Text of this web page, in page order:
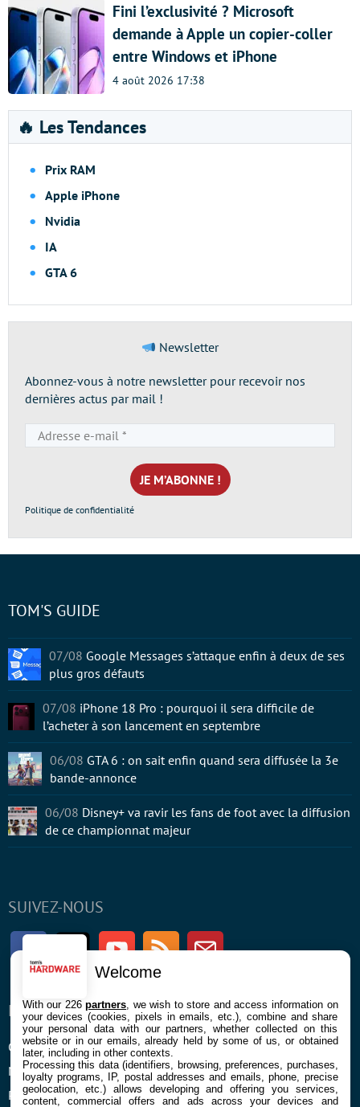
Fini l’exclusivité ? Microsoft
demande à Apple un copier-coller
entre Windows et iPhone
4 août 2026 17:38
🔥 Les Tendances
Prix RAM
Apple iPhone
Nvidia
IA
GTA 6
Newsletter
Abonnez-vous à notre newsletter pour recevoir nos
dernières actus par mail !
e-
mail
*
Politique de confidentialité
SUIVEZ-NOUS
FacebookTwitter Youtube RSS Newsletter
ENTREPRISE
Confidentialité et Cookies
Mentions légales et CGU
Préférences Cookies
À PROPOS
Contact
TOM'S GUIDE
07/08 Google Messages s’attaque enfin à deux de ses
plus gros défauts
07/08 iPhone 18 Pro : pourquoi il sera difficile de
l’acheter à son lancement en septembre
06/08 GTA 6 : on sait enfin quand sera diffusée la 3e
bande-annonce
06/08 Disney+ va ravir les fans de foot avec la diffusion
de ce championnat majeur
Welcome
With our 226partners , we wish to store and access information on
your devices (cookies, pixels in emails, etc.), combine and share
your personal data with our partners, whether collected on this
website or in our emails, already held by some of us, or obtained
later, including in other contexts.
Processing this data (identifiers, browsing, preferences, purchases,
loyalty programs, IP, postal addresses and emails, phone, precise
geolocation, etc.) allows developing and offering you services,
content, commercial offers and ads across your devices and